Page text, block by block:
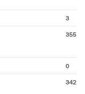
3
355
0
342